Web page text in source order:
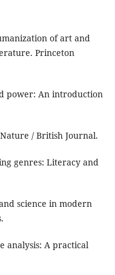
of art and
Princeton
power: An introduction
/ British Journal.
genres: Literacy and
science in modern
analysis: A practical